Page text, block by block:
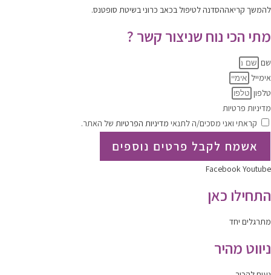
להמשך קריאההסדנה לטיפול בכאב כרוני בשיטת סופטנס.
מתי הכי נוח שניצור קשר ?
שם
אימייל
טלפון
מדיניות פרטיות
קראתי ואני מסכים/ה לתנאי מדיניות הפרטיות של האתר.
אשמח לקבל פרטים נוספים
FacebookYoutube
התחילו כאן
מתרגלים יחד
ניווט מהיר